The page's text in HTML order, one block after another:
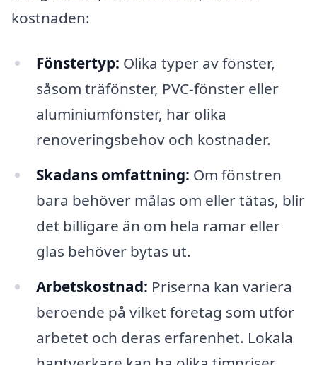
kostnaden:
Fönstertyp: Olika typer av fönster,
såsom träfönster, PVC-fönster eller
aluminiumfönster, har olika
renoveringsbehov och kostnader.
Skadans omfattning: Om fönstren
bara behöver målas om eller tätas, blir
det billigare än om hela ramar eller
glas behöver bytas ut.
Arbetskostnad: Priserna kan variera
beroende på vilket företag som utför
arbetet och deras erfarenhet. Lokala